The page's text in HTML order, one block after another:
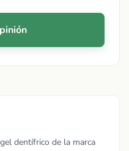
dentífrico de la marca